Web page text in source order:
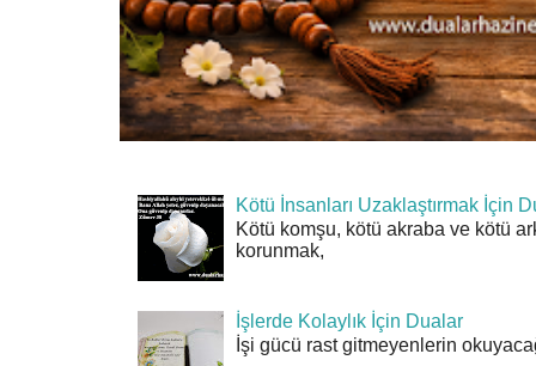
Kötü İnsanları Uzaklaştırmak İçin
Kötü komşu, kötü akraba ve kötü
korunmak,
İşlerde Kolaylık İçin Dualar
İşi gücü rast gitmeyenlerin